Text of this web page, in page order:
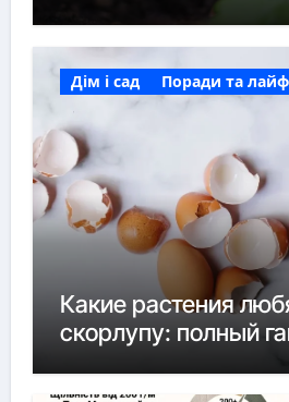
Дім і сад Поради та
Какие растения
скорлупу: полный